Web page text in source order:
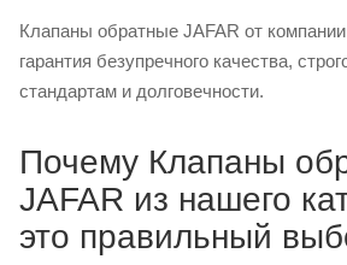
Клапаны обратные JAFAR от
гарантия безупречного качества,
стандартам и долговечности.
Почему Клапаны
JAFAR из нашего
это правильный